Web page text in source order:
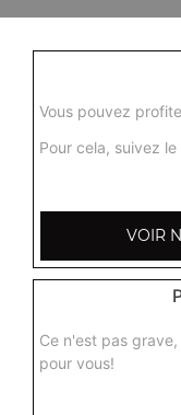
Vous pouvez
Pour cela, suivez
VOIR
Ce n'est pas
pour vous!